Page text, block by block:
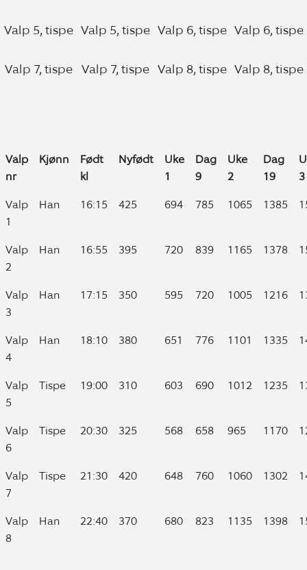
Valp 5, tispe Valp 5, tispe Valp 6, tispe Valp 6, tispe
Valp 7, tispe Valp 7, tispe Valp 8, tispe Valp 8, tispe
Valp
nr
Kjønn
Født
kl
Nyfødt
Uke
1
Dag
9
Uke
2
Dag
19
3
Valp
nr
Kjønn
Født
Nyfødt
Uke
Dag
Uke
Dag
Valp
1
Han 16:15 425 694 785 1065 1385
Valp
2
Han 16:55 395 720 839 1165 1378
Valp
3
Han 17:15 350 595 720 1005 1216
Valp
4
Han 18:10 380 651 776 1101 1335
Valp
5
Tispe 19:00 310 603 690 1012 1235
Valp
6
Tispe 20:30 325 568 658 965 1170
Valp
7
Tispe 21:30 420 648 760 1060 1302
Valp
8
Han 22:40 370 680 823 1135 1398